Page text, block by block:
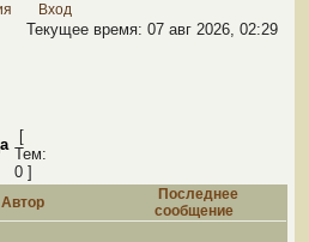
Вход
Текущее время: 07 авг 2026, 02:29
[
Тем:
0 ]
Автор
Последнее
сообщение